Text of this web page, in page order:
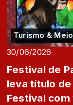
Turismo &
30/06/2026
Festival de
leva título
Festival com